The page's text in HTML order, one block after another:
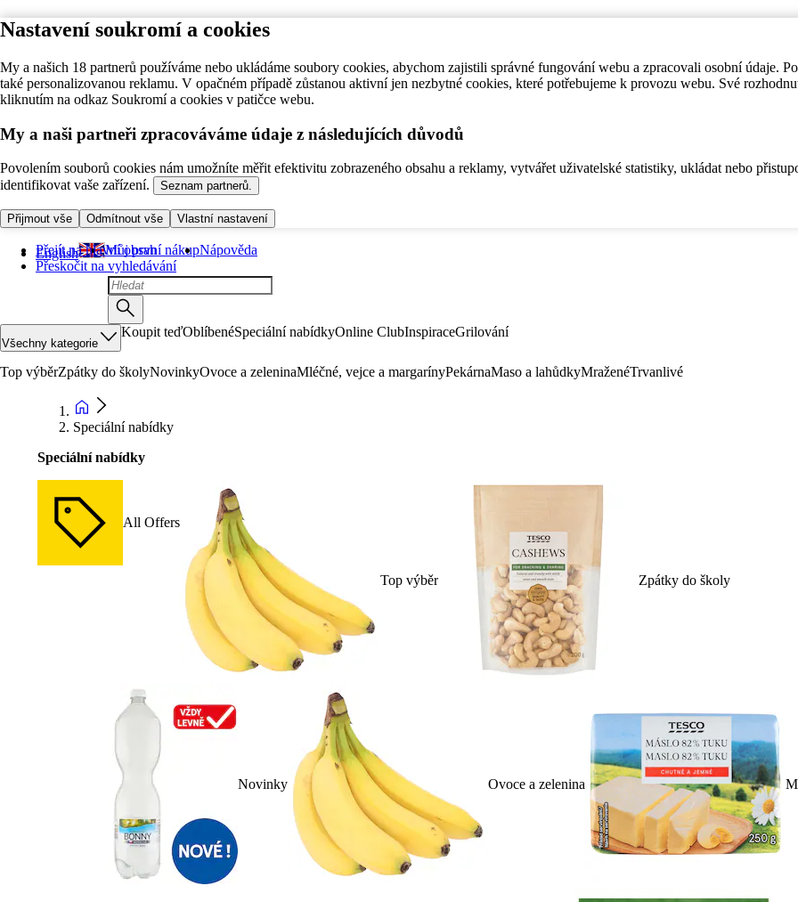
Nastavení soukromí a cookies
My a našich 18 partnerů používáme nebo ukládáme soubory cookies, abychom zajistili správné fungování webu a zpracovali osobní údaje.
také personalizovanou reklamu. V opačném případě zůstanou aktivní jen nezbytné cookies, které potřebujeme k provozu webu. Své
kliknutím na odkaz Soukromí a cookies v patičce webu.
My a naši partneři zpracováváme údaje z následujících důvodů
Povolením souborů cookies nám umožníte měřit efektivitu zobrazeného obsahu a reklamy, vytvářet uživatelské statistiky, ukládat nebo
identifikovat vaše zařízení.
Seznam partnerů.
Přijmout vše Odmítnout vše Vlastní nastavení
Přejít na hlavní obsah
Přeskočit na vyhledávání
English Můj první nákupNápověda
Všechny kategorie
Koupit teďOblíbenéSpeciální nabídkyOnline ClubInspiraceGrilování
Top výběrZpátky do školyNovinkyOvoce a zeleninaMléčné, vejce a margarínyPekárnaMaso a lahůdkyMraženéTrvanlivé
Speciální nabídky
Speciální nabídky
All Offers
Top výběr Zpátky do školy
Novinky Ovoce a zelenina